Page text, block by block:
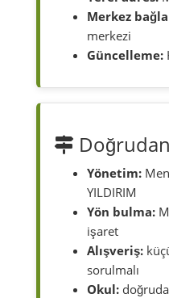
Merkez
merkezi
Güncelleme:
Yönetim:
YILDIRIM
Yön bulma:
işaret
Alışveriş:
sorulmalı
Okul: